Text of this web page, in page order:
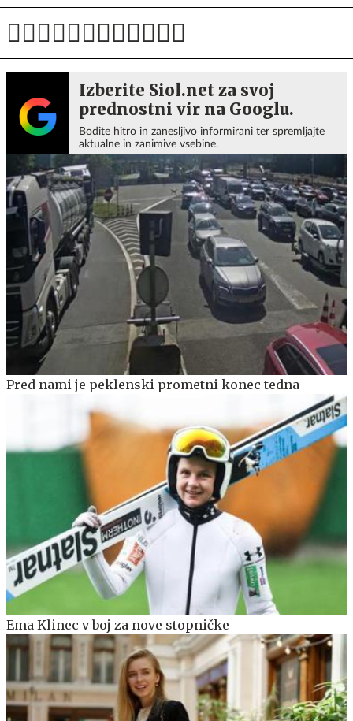
Izberite Siol.net za svoj
prednostni vir na Googlu.
Bodite hitro in zanesljivo informirani ter spremljajte
aktualne in zanimive vsebine.
Pred nami je peklenski prometni konec tedna
Ema Klinec v boj za nove stopničke